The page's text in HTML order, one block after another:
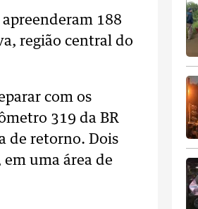
188
região central do
com os
319 da BR
de retorno. Dois
uma área de